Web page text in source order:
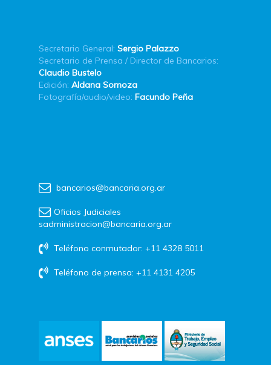
Secretario General: Sergio Palazzo
Secretario de Prensa / Director de Bancarios:
Claudio Bustelo
Edición: Aldana Somoza
Fotografía/audio/video: Facundo Peña
bancarios@bancaria.org.ar
Oficios Judiciales
sadministracion@bancaria.org.ar
Teléfono conmutador: +11 4328 5011
Teléfono de prensa: +11 4131 4205